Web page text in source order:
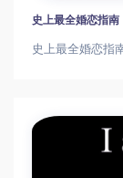
史上最全婚恋指
史上最全婚恋指